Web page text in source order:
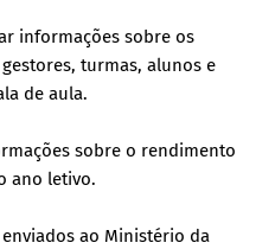
informações sobre os
turmas, alunos e
de aula.
sobre o rendimento
ano letivo.
ao Ministério da